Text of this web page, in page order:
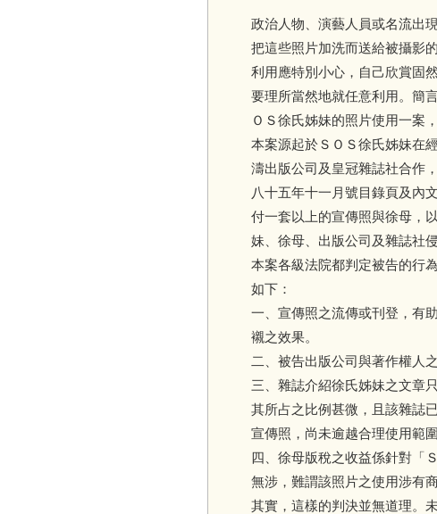
政治人物、演藝人員或名流出
把這些照片加洗而送給被攝影
利用應特別小心，自己欣賞固
要理所當然地就任意利用。簡
ＯＳ徐氏姊妹的照片使用一案
本案源起於ＳＯＳ徐氏姊妹在
濤出版公司及皇冠雜誌社合作
八十五年十一月號目錄頁及內
付一套以上的宣傳照與徐母，
妹、徐母、出版公司及雜誌社
本案各級法院都判定被告的行
如下：
一、宣傳照之流傳或刊登，有
襯之效果。
二、被告出版公司與著作權人
三、雜誌介紹徐氏姊妹之文章
其所占之比例甚微，且該雜誌
宣傳照，尚未逾越合理使用範圍
四、徐母版稅之收益係針對「
無涉，難謂該照片之使用涉有商
其實，這樣的判決並無道理。